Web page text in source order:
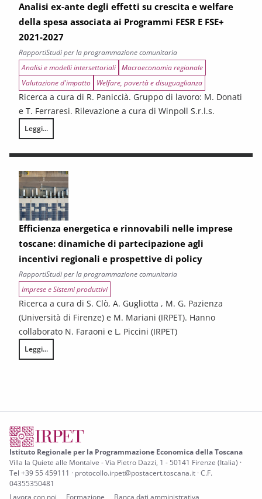
Analisi ex-ante degli effetti su crescita e welfare
della spesa associata ai Programmi FESR E FSE+
2021-2027
RapportiStudi per la programmazione comunitaria
Analisi e modelli intersettoriali Macroeconomia regionale
Valutazione d'impatto
Welfare, povertà e disuguaglianza
Ricerca a cura di R. Paniccià. Gruppo di lavoro: M. Donati
e T. Ferraresi. Rilevazione a cura di Winpoll S.r.l.s.
Leggi...
Analisi ex-ante degli effetti su crescita e welfare della spesa associata
Efficienza energetica e rinnovabili nelle imprese
toscane: dinamiche di partecipazione agli
incentivi regionali e prospettive di policy
RapportiStudi per la programmazione comunitaria
Imprese e Sistemi produttivi
Ricerca a cura di S. Clò, A. Gugliotta , M. G. Pazienza
(Università di Firenze) e M. Mariani (IRPET). Hanno
collaborato N. Faraoni e L. Piccini (IRPET)
Leggi...
Efficienza energetica e rinnovabili nelle imprese toscane: dinamiche
Istituto Regionale per la Programmazione Economica della Toscana
Villa la Quiete alle Montalve - Via Pietro Dazzi, 1 - 50141 Firenze (Italia) ·
Tel +39 55 459111 · protocollo.irpet@postacert.toscana.it · C.F.
04355350481
Lavora con noi
Formazione Banca dati amministrativa